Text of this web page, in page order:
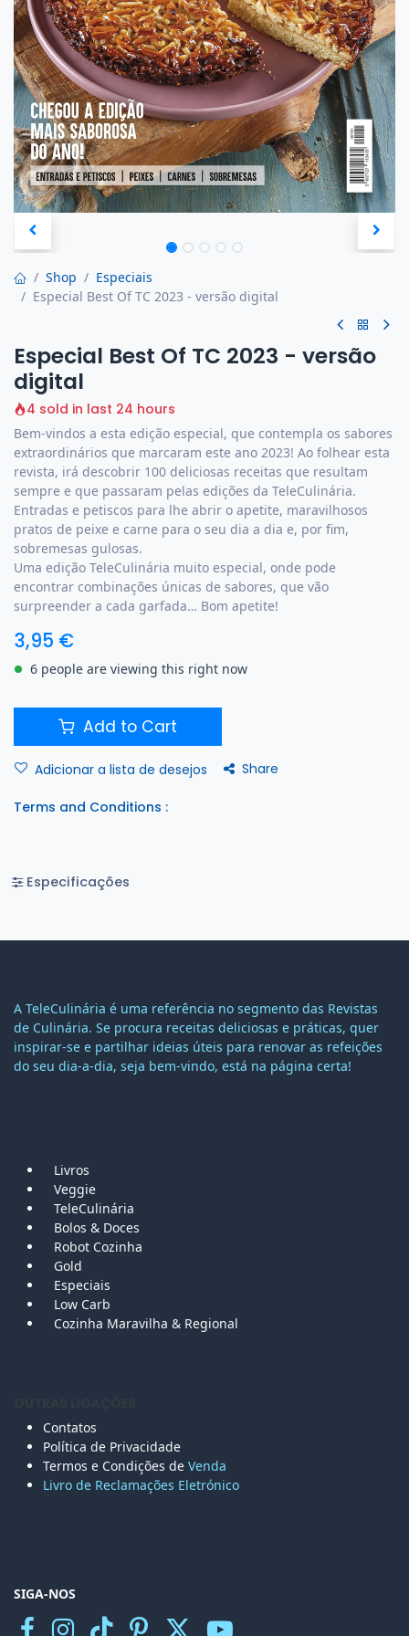
Shop
Especiais
Especial Best Of TC 2023 - versão digital
Especial Best Of TC 2023 - versão
digital
4 sold in last 24 hours
Bem-vindos a esta edição especial, que contempla os sabores
extraordinários que marcaram este ano 2023! Ao folhear esta
revista, irá descobrir 100 deliciosas receitas que resultam
sempre e que passaram pelas edições da TeleCulinária.
Entradas e petiscos para lhe abrir o apetite, maravilhosos
pratos de peixe e carne para o seu dia a dia e, por fim,
sobremesas gulosas.
Uma edição TeleCulinária muito especial, onde pode
encontrar combinações únicas de sabores, que vão
surpreender a cada garfada… Bom apetite!
3,95 €
6 people are viewing this right now
Add to Cart
Adicionar a lista de desejos Share
Terms and Conditions :
Especificações
A TeleCulinária é uma referência no segmento das Revistas
de Culinária. Se procura receitas deliciosas e práticas, quer
inspirar-se e partilhar ideias úteis para renovar as refeições
do seu dia-a-dia, seja bem-vindo, está na página certa!
Livros
Veggie
TeleCulinária
Bolos & Doces
Robot Cozinha
Gold
Especiais
Low Carb
Cozinha Maravilha & Regional
Contatos
Política de Privacidade
Termos e Condições de Venda
Livro de Reclamações Eletrónico
SIGA-NOS